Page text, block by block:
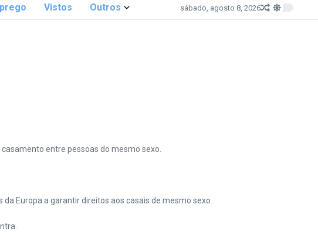
Vistos Outros sábado, agosto 8, 2026
entre pessoas do mesmo sexo.
Europa a garantir direitos aos casais de mesmo sexo.